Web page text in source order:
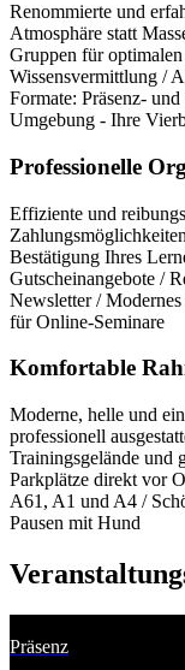
Renommierte und
Atmosphäre statt
Gruppen für
Wissensvermittlung /
Formate: Präsenz-
Umgebung - Ihre
Professionelle
Effiziente und
Bestätigung Ihres
Gutscheinangebote /
Newsletter /
für Online-Seminare
Komfortable
Moderne, helle und
professionell
Trainingsgelände und
Parkplätze direkt vor
A61, A1 und A4 /
Pausen mit Hund
Präsenz